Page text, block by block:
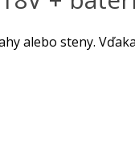
alebo steny.